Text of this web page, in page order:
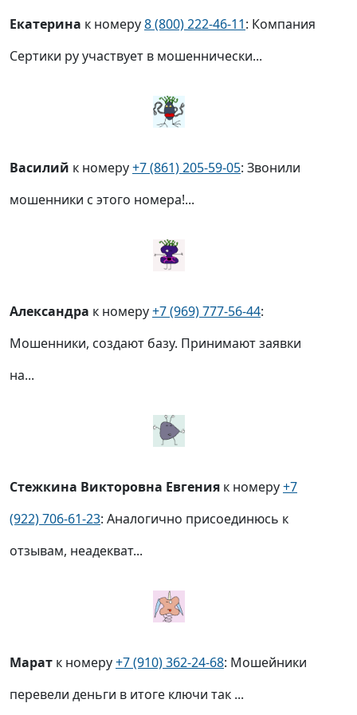
Екатерина к номеру8 (800) 222-46-11: Компания
Сертики ру участвует в мошеннически...
Василий к номеру+7 (861) 205-59-05: Звонили
мошенники с этого номера!...
Александра к номеру+7 (969) 777-56-44:
Мошенники, создают базу. Принимают заявки
на...
Стежкина Викторовна Евгения к номеру+7
(922) 706-61-23: Аналогично присоединюсь к
отзывам, неадекват...
Марат к номеру+7 (910) 362-24-68: Мошейники
перевели деньги в итоге ключи так ...